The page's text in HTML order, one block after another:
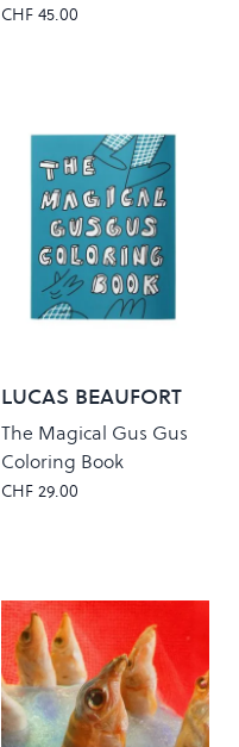
CHF 45.00
LUCAS BEAUFORT
The Magical Gus Gus
Coloring Book
CHF 29.00